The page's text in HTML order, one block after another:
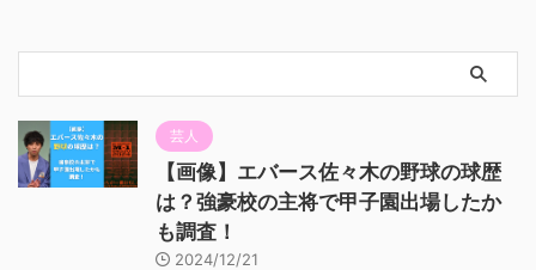
芸人
【画像】エバース佐々木の野球の球歴
は？強豪校の主将で甲子園出場したか
も調査！
2024/12/21